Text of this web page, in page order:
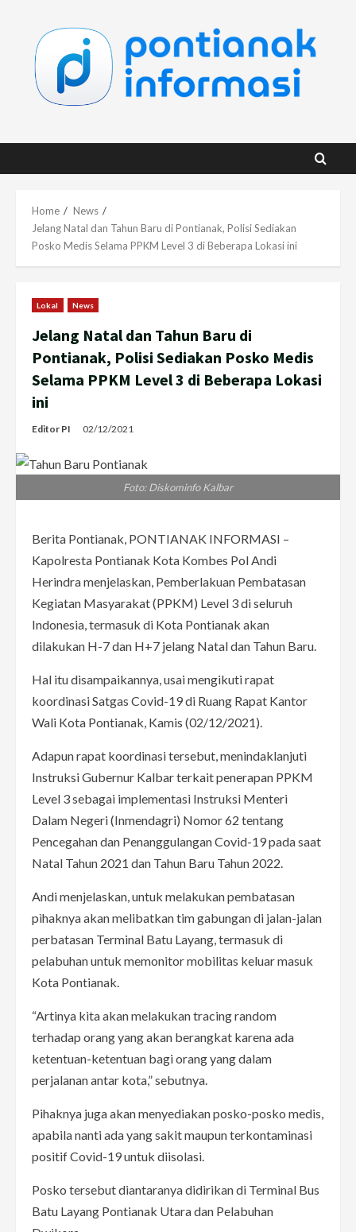
content
Home
News
Jelang Natal dan Tahun Baru di Pontianak, Polisi Sediakan
Posko Medis Selama PPKM Level 3 di Beberapa Lokasi ini
Lokal News
Jelang Natal dan Tahun Baru di
Pontianak, Polisi Sediakan Posko Medis
Selama PPKM Level 3 di Beberapa Lokasi
ini
Editor PI 02/12/2021
Foto: Diskominfo Kalbar
Berita Pontianak, PONTIANAK INFORMASI –
Kapolresta Pontianak Kota Kombes Pol Andi
Herindra menjelaskan, Pemberlakuan Pembatasan
Kegiatan Masyarakat (PPKM) Level 3 di seluruh
Indonesia, termasuk di Kota Pontianak akan
dilakukan H-7 dan H+7 jelang Natal dan Tahun Baru.
Hal itu disampaikannya, usai mengikuti rapat
koordinasi Satgas Covid-19 di Ruang Rapat Kantor
Wali Kota Pontianak, Kamis (02/12/2021).
Adapun rapat koordinasi tersebut, menindaklanjuti
Instruksi Gubernur Kalbar terkait penerapan PPKM
Level 3 sebagai implementasi Instruksi Menteri
Dalam Negeri (Inmendagri) Nomor 62 tentang
Pencegahan dan Penanggulangan Covid-19 pada saat
Natal Tahun 2021 dan Tahun Baru Tahun 2022.
Andi menjelaskan, untuk melakukan pembatasan
pìhaknya akan melibatkan tim gabungan di jalan-jalan
perbatasan Terminal Batu Layang, termasuk di
pelabuhan untuk memonitor mobilitas keluar masuk
Kota Pontianak.
“Artinya kita akan melakukan tracing random
terhadap orang yang akan berangkat karena ada
ketentuan-ketentuan bagi orang yang dalam
perjalanan antar kota,” sebutnya.
Pihaknya juga akan menyediakan posko-posko medis,
apabila nanti ada yang sakit maupun terkontaminasi
positif Covid-19 untuk diisolasi.
Posko tersebut diantaranya didirikan di Terminal Bus
Batu Layang Pontianak Utara dan Pelabuhan